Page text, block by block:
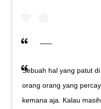
Sebuah hal yang patut
orang orang yang
kemana aja. Kalau